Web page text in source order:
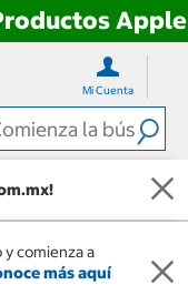
Apple
Mi Cuenta
comienza a
más aquí